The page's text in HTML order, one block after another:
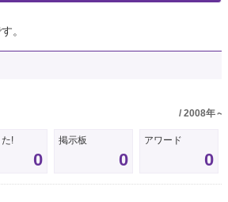
。
/ 2008年～
!
0
掲示板
0
アワード
0